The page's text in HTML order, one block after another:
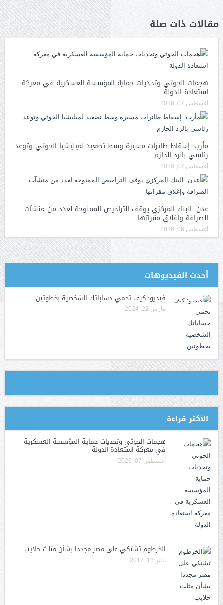
مقالات ذات صلة
هجمات الحوثي وتحديات حماية المؤسسة العسكرية في معركة
استعادة الدولة
أغسطس 07, 2026
مأرب: إسقاط طائرات مسيرة وسط تصعيد لميليشيا الحوثي وتوعد
رئاسي بالرد الحازم
أغسطس 07, 2026
عدن: البنك المركزي يوقف التراخيص الممنوحة لعدد من منشآت
الصرافة وإغلاق مقراتها
أغسطس 06, 2026
أحدث الفيديوهات
فيديو: كيف تحمي حساباتك الشخصية بخطوتين
مارس 22, 2024
الأكثر قراءة
هجمات الحوثي وتحديات حماية المؤسسة العسكرية
في معركة استعادة الدولة
أغسطس 07, 2026
الخرطوم تشتكي على مصر مجددا بشأن مثلث حلايب
يناير 18, 2017